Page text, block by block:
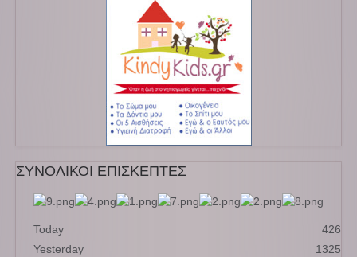
ΣΥΝΟΛΙΚΟΙ ΕΠΙΣΚΕΠΤΕΣ
Today
426
Yesterday
1325